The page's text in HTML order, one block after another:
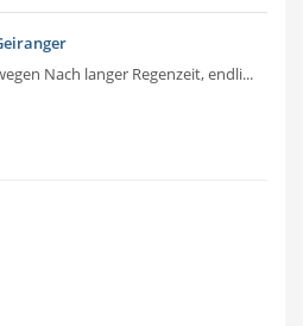
Nach langer Regenzeit, endli...